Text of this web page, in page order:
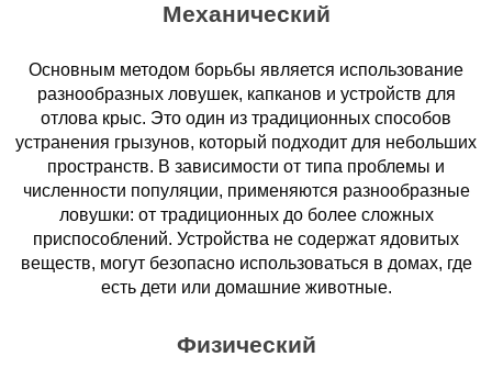
Механический
Основным методом борьбы является использование
разнообразных ловушек, капканов и устройств для
отлова крыс. Это один из традиционных способов
устранения грызунов, который подходит для небольших
пространств. В зависимости от типа проблемы и
численности популяции, применяются разнообразные
ловушки: от традиционных до более сложных
приспособлений. Устройства не содержат ядовитых
веществ, могут безопасно использоваться в домах, где
есть дети или домашние животные.
Физический